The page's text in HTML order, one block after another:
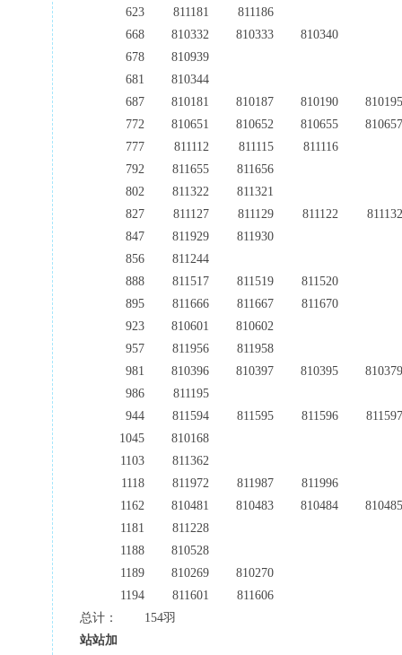
623
811181
811186
668
810332 810333
810340
678
810939
681
810344
687
810181 810187 810190
810195
772
810651 810652 810655
810657
777
811112 811115
811116
792
811655
811656
802
811322
811321
827
811127 811129 811122
811132
847
811929
811930
856
811244
888
811517 811519
811520
895
811666 811667
811670
923
810601
810602
957
811956
811958
981
810396 810397 810395
810379
986
811195
944
811594 811595 811596
811597
1045
810168
1103
811362
1118
811972 811987
811996
1162
810481 810483 810484
810485
1181
811228
1188
810528
1189
810269
810270
1194
811601
811606
总计：
154羽
站站加